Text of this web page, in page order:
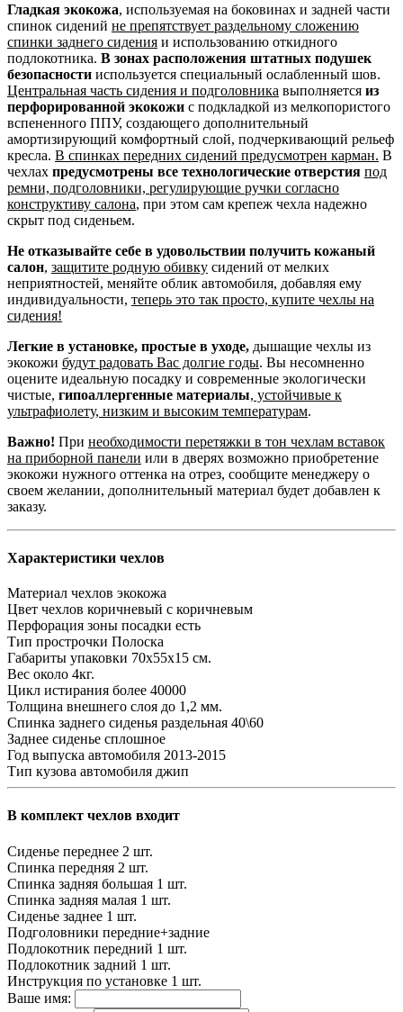
Гладкая экокожа, используемая на боковинах и задней части
спинок сидений не препятствует раздельному сложению
спинки заднего сидения и использованию откидного
подлокотника. В зонах расположения штатных подушек
безопасности используется специальный ослабленный шов.
Центральная часть сидения и подголовника выполняется из
перфорированной экокожи с подкладкой из мелкопористого
вспененного ППУ, создающего дополнительный
амортизирующий комфортный слой, подчеркивающий рельеф
кресла. В спинках передних сидений предусмотрен карман. В
чехлах предусмотрены все технологические отверстия под
ремни, подголовники, регулирующие ручки согласно
конструктиву салона, при этом сам крепеж чехла надежно
скрыт под сиденьем.
Не отказывайте себе в удовольствии получить кожаный
салон, защитите родную обивку сидений от мелких
неприятностей, меняйте облик автомобиля, добавляя ему
индивидуальности, теперь это так просто, купите чехлы на
сидения!
Легкие в установке, простые в уходе, дышащие чехлы из
экокожи будут радовать Вас долгие годы. Вы несомненно
оцените идеальную посадку и современные экологически
чистые, гипоаллергенные материалы, устойчивые к
ультрафиолету, низким и высоким температурам.
Важно! При необходимости перетяжки в тон чехлам вставок
на приборной панели или в дверях возможно приобретение
экокожи нужного оттенка на отрез, сообщите менеджеру о
своем желании, дополнительный материал будет добавлен к
заказу.
Характеристики чехлов
Материал чехлов экокожа
Цвет чехлов коричневый с коричневым
Перфорация зоны посадки есть
Тип прострочки Полоска
Габариты упаковки 70х55х15 см.
Вес около 4кг.
Цикл истирания более 40000
Толщина внешнего слоя до 1,2 мм.
Спинка заднего сиденья раздельная 40\60
Заднее сиденье сплошное
Год выпуска автомобиля 2013-2015
Тип кузова автомобиля джип
В комплект чехлов входит
Сиденье переднее 2 шт.
Спинка передняя 2 шт.
Спинка задняя большая 1 шт.
Спинка задняя малая 1 шт.
Сиденье заднее 1 шт.
Подголовники передние+задние
Подлокотник передний 1 шт.
Подлокотник задний 1 шт.
Инструкция по установке 1 шт.
Ваше имя: